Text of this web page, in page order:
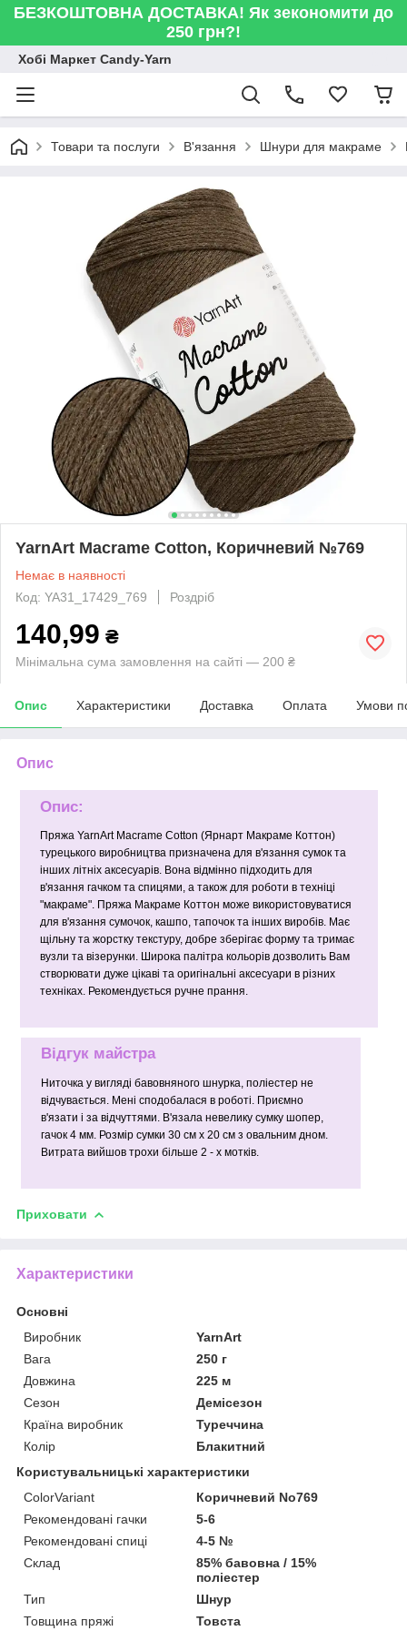
БЕЗКОШТОВНА ДОСТАВКА! Як зекономити до
250 грн?!
Хобі Маркет Candy-Yarn
Товари та послуги В'язання Шнури для макраме
YarnArt Macrame Cotton, Коричневий №769
Немає в наявності
Код: YA31_17429_769
Роздріб
140,99 ₴
Мінімальна сума замовлення на сайті — 200 ₴
Опис Характеристики Доставка Оплата Умови
Опис
Опис:
Пряжа YarnArt Macrame Cotton (Ярнарт Макраме Коттон)
турецького виробництва призначена для в'язання сумок та
інших літніх аксесуарів. Вона відмінно підходить для
в'язання гачком та спицями, а також для роботи в техніці
"макраме". Пряжа Макраме Коттон може використовуватися
для в'язання сумочок, кашпо, тапочок та інших виробів. Має
щільну та жорстку текстуру, добре зберігає форму та тримає
вузли та візерунки. Широка палітра кольорів дозволить Вам
створювати дуже цікаві та оригінальні аксесуари в різних
техніках. Рекомендується ручне прання.
Відгук майстра
Ниточка у вигляді бавовняного шнурка, поліестер не
відчувається. Мені сподобалася в роботі. Приємно
в'язати і за відчуттями. В'язала невелику сумку шопер,
гачок 4 мм. Розмір сумки 30 см х 20 см з овальним дном.
Витрата вийшов трохи більше 2 - х мотків.
Приховати
Характеристики
Основні
Виробник
YarnArt
Вага
250 г
Довжина
225 м
Сезон
Демісезон
Країна виробник
Туреччина
Колір
Блакитний
Користувальницькі характеристики
ColorVariant
Коричневий No769
Рекомендовані гачки
5-6
Рекомендовані спиці
4-5 №
Склад
85% бавовна / 15%
поліестер
Тип
Шнур
Товщина пряжі
Товста